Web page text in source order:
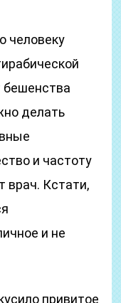
человеку
бешенства
делать
и частоту
врач. Кстати,
и не
привитое